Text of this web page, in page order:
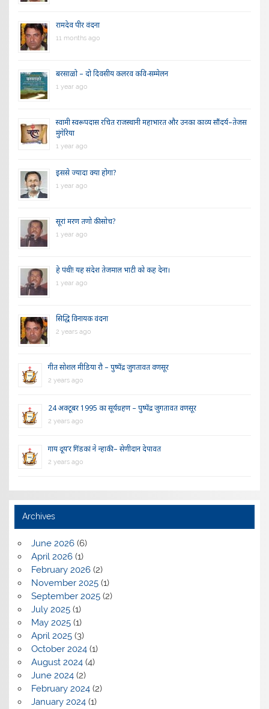
रामदेव पीर वंदना
11 months ago
बरसाळो – दो दिवसीय कलरव कवि-सम्मेलन
1 year ago
स्वामी स्वरूपदास रचित राजस्थानी महाभारत और उनका काव्य सौंदर्य–तेजस
मुंगेरिया
1 year ago
इससे ज्यादा क्या होगा?
1 year ago
सूरां मरण तणो की सोच?
1 year ago
हे पंथी! यह संदेश तेजमाल भाटी को कह देना।
1 year ago
सिद्धि विनायक वंदना
2 years ago
गीत सोशल मीडिया रौ – पुष्पेंद्र जुगतावत वणसूर
2 years ago
24 अक्टूबर 1995 का सूर्यग्रहण – पुष्पेंद्र जुगतावत वणसूर
2 years ago
गाय दूय’र गिंडकां ने न्हाकी – सेणीदान देपावत
2 years ago
Archives
June 2026(6)
April 2026(1)
February 2026(2)
November 2025(1)
September 2025(2)
July 2025(1)
May 2025(1)
April 2025(3)
October 2024(1)
August 2024(4)
June 2024(2)
February 2024(2)
January 2024(1)